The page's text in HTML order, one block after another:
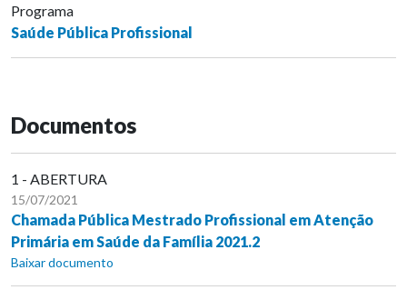
Programa
Saúde Pública Profissional
Documentos
1 - ABERTURA
15/07/2021
Chamada Pública Mestrado Profissional em Atenção
Primária em Saúde da Família 2021.2
Baixar documento